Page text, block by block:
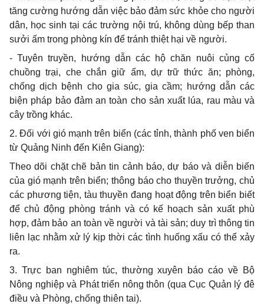
tăng cường hướng dẫn việc bảo đảm sức khỏe cho người
dân, học sinh tại các trường nội trú, không dùng bếp than
sưởi ấm trong phòng kín để tránh thiệt hại về người.
- Tuyên truyền, hướng dẫn các hộ chăn nuôi củng cố
chuồng trại, che chắn giữ ấm, dự trữ thức ăn; phòng,
chống dịch bệnh cho gia súc, gia cầm; hướng dẫn các
biện pháp bảo đảm an toàn cho sản xuất lúa, rau màu và
cây trồng khác.
2. Đối với gió mạnh trên biển (các tỉnh, thành phố ven biển
từ Quảng Ninh đến Kiên Giang):
Theo dõi chặt chẽ bản tin cảnh báo, dự báo và diễn biến
của gió mạnh trên biển; thông báo cho thuyền trưởng, chủ
các phương tiện, tàu thuyền đang hoạt động trên biển biết
để chủ động phòng tránh và có kế hoạch sản xuất phù
hợp, đảm bảo an toàn về người và tài sản; duy trì thông tin
liên lạc nhằm xử lý kịp thời các tình huống xấu có thể xảy
ra.
3. Trực ban nghiêm túc, thường xuyên báo cáo về Bộ
Nông nghiệp và Phát triển nông thôn (qua Cục Quản lý đê
điều và Phòng, chống thiên tai).